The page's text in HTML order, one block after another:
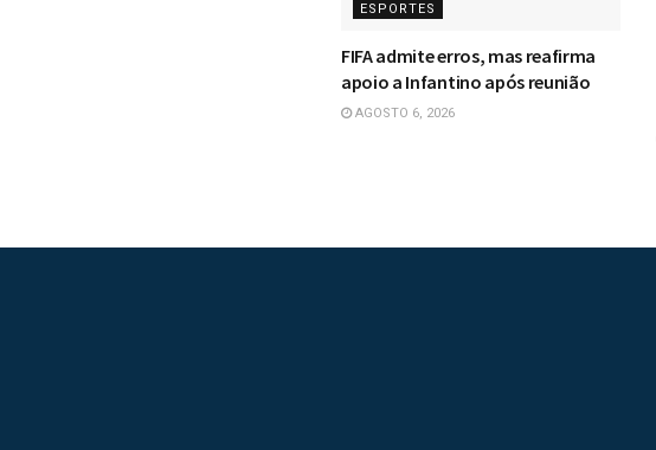
ESPORTES
FIFA admite erros, mas reafirma
apoio a Infantino após reunião
AGOSTO 6, 2026